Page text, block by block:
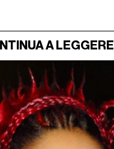
A LEGGERE